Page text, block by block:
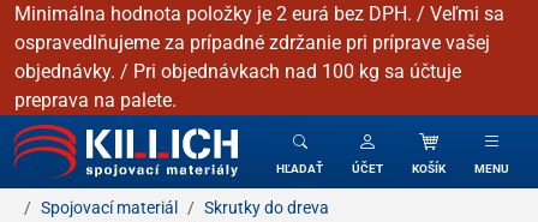
Minimálna hodnota položky je 2 eurá bez DPH. / Veľmi sa
ospravedlňujeme za prípadné zdržanie pri príprave vašej
objednávky. / Pri objednávkach nad 100 kg sa účtuje
preprava na palete.
KILLICH - Spojovacie materiály
HĽADAŤ ÚČET KOŠÍK MENU
Spojovací materiál
Skrutky do dreva